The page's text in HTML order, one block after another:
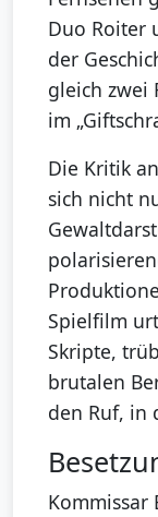
Duo Roiter
der
gleich zwei
im
Die Kritik
sich nicht
Spielfilm
Skripte,
brutalen
den Ruf, in
Kommissar